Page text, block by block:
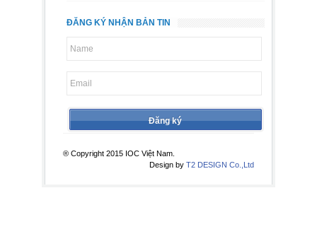
ĐĂNG KÝ NHẬN BẢN TIN
® Copyright 2015 IOC Việt Nam.
Design by T2 DESIGN Co.,Ltd